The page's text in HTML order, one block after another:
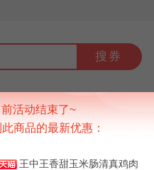
搜券
新 排行榜
活动结束了~
商品的最新优惠：
王中王香甜玉米肠清真鸡肉